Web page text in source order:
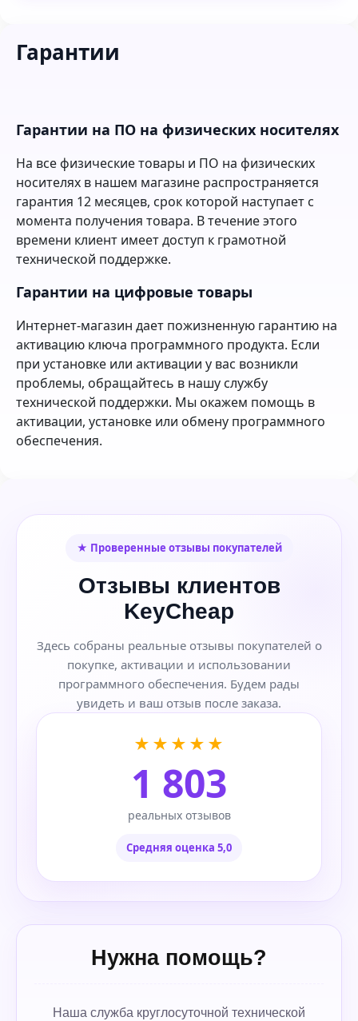
Гарантии
Гарантии на ПО на физических носителях
На все физические товары и ПО на физических
носителях в нашем магазине распространяется
гарантия 12 месяцев, срок которой наступает с
момента получения товара. В течение этого
времени клиент имеет доступ к грамотной
технической поддержке.
Гарантии на цифровые товары
Интернет-магазин дает пожизненную гарантию на
активацию ключа программного продукта. Если
при установке или активации у вас возникли
проблемы, обращайтесь в нашу службу
технической поддержки. Мы окажем помощь в
активации, установке или обмену программного
обеспечения.
★ Проверенные отзывы покупателей
Отзывы клиентов
KeyCheap
Здесь собраны реальные отзывы покупателей о
покупке, активации и использовании
программного обеспечения. Будем рады
увидеть и ваш отзыв после заказа.
★★★★★
1 803
реальных отзывов
Средняя оценка 5,0
Нужна помощь?
Наша служба круглосуточной технической